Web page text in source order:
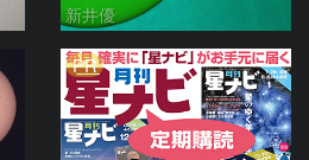
新井優
PR